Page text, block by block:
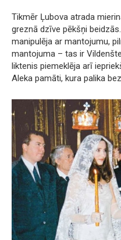
Tikmēr Ļubova atrada
greznā dzīve pēkšņi
manipulēja ar mantojumu,
mantojuma – tas ir
liktenis piemeklēja arī
Aleka pamāti, kura palika